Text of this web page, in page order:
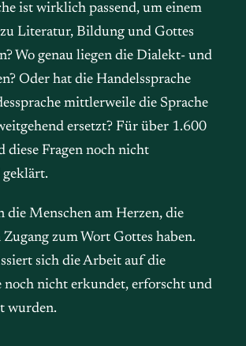
ist wirklich passend, um einem
Literatur, Bildung und Gottes
Wo genau liegen die Dialekt- und
Oder hat die Handelssprache
mittlerweile die Sprache
ersetzt? Für über 1.600
diese Fragen noch nicht
geklärt.
die Menschen am Herzen, die
Zugang zum Wort Gottes haben.
sich die Arbeit auf die
noch nicht erkundet, erforscht und
wurden.